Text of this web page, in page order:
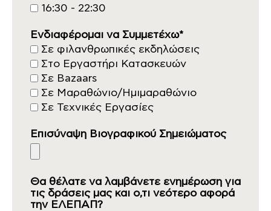
16:30 - 22:30
Ενδιαφέρομαι να Συμμετέχω*
Σε φιλανθρωπικές εκδηλώσεις
Στο Εργαστήρι Κατασκευών
Σε Bazaars
Σε Μαραθώνιο/Ημιμαραθώνιο
Σε Τεχνικές Εργασίες
Επισύναψη Βιογραφικού Σημειώματος
Θα θέλατε να λαμβάνετε ενημέρωση για
τις δράσεις μας και ο,τι νεότερο αφορά
την ΕΛΕΠΑΠ?